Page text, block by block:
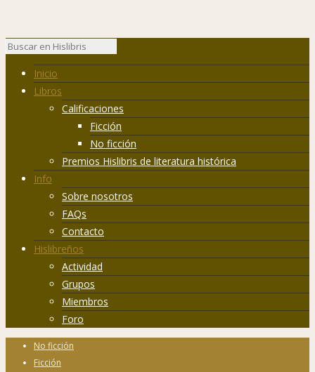
Inicio
Libros
Calificaciones
Ficción
No ficción
Premios Hislibris de literatura histórica
Info
Sobre nosotros
FAQs
Contacto
Hislibreños
Actividad
Grupos
Miembros
Foro
No ficción
Ficción